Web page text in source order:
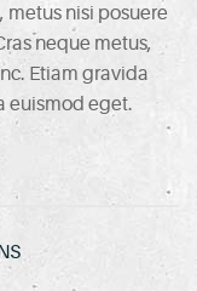
nisi posuere
neque metus,
Etiam gravida
euismod eget.